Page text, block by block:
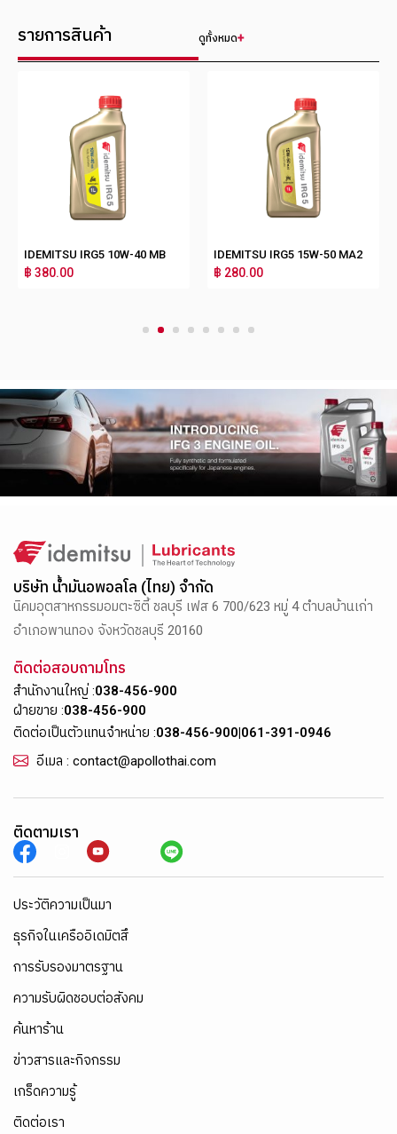
รายการสินค้า ดูทั้งหมด
IDEMITSU IRG5 10W-40 MB
฿ 380.00
IDEMITSU IRG5 15W-50 MA2
฿ 280.00
4 5 6 7 8
บริษัท น้ำมันอพอลโล (ไทย) จำกัด
นิคมอุตสาหกรรมอมตะซิตี้ ชลบุรี เฟส 6 700/623 หมู่ 4 ตำบลบ้านเก่า
อำเภอพานทอง จังหวัดชลบุรี 20160
ติดต่อสอบถามโทร
สำนักงานใหญ่ :038-456-900
ฝ่ายขาย :038-456-900
ติดต่อเป็นตัวแทนจำหน่าย :038-456-900|061-391-0946
อีเมล : contact@apollothai.com
ติดตามเรา
ประวัติความเป็นมา
ธุรกิจในเครืออิเดมิตสึ
การรับรองมาตรฐาน
ความรับผิดชอบต่อสังคม
ค้นหาร้าน
ข่าวสารและกิจกรรม
เกร็ดความรู้
ติดต่อเรา